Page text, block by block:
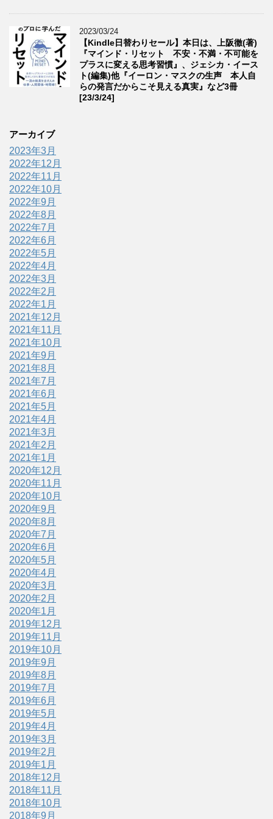
2023/03/24
【Kindle日替わりセール】本日は、上阪徹(著)
『マインド・リセット 不安・不満・不可能を
プラスに変える思考習慣』、ジェシカ・イース
ト(編集)他『イーロン・マスクの生声 本人自
らの発言だからこそ見える真実』など3冊
[23/3/24]
アーカイブ
2023年3月
2022年12月
2022年11月
2022年10月
2022年9月
2022年8月
2022年7月
2022年6月
2022年5月
2022年4月
2022年3月
2022年2月
2022年1月
2021年12月
2021年11月
2021年10月
2021年9月
2021年8月
2021年7月
2021年6月
2021年5月
2021年4月
2021年3月
2021年2月
2021年1月
2020年12月
2020年11月
2020年10月
2020年9月
2020年8月
2020年7月
2020年6月
2020年5月
2020年4月
2020年3月
2020年2月
2020年1月
2019年12月
2019年11月
2019年10月
2019年9月
2019年8月
2019年7月
2019年6月
2019年5月
2019年4月
2019年3月
2019年2月
2019年1月
2018年12月
2018年11月
2018年10月
2018年9月